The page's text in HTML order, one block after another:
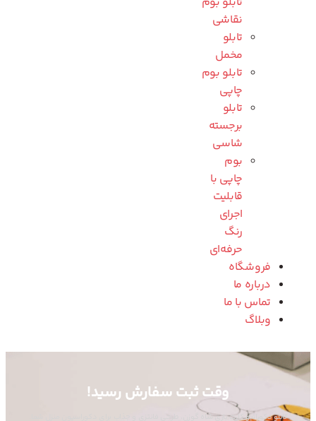
نقاشی
تابلو
مخمل
تابلو بوم
چاپی
تابلو
برجسته
شاسی
بوم
چاپی با
قابلیت
اجرای
رنگ
حرفه‌ای
فروشگاه
درباره ما
تماس با ما
وبلاگ
وقت ثبت سفارش رسید!
تابلو دکوراتیو کارت بازی شاه گوزن، طرحی فانتزی و جذاب برای دکوراسیون منزل شما.